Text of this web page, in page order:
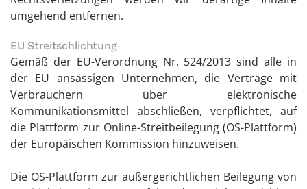
umgehend entfernen.
EU Streitschlichtung
Gemäß der EU-Verordnung Nr. 524/2013 sind alle in
der EU ansässigen Unternehmen, die Verträge mit
Verbrauchern über elektronische
Kommunikationsmittel abschließen, verpflichtet, auf
die Plattform zur Online-Streitbeilegung (OS-Plattform)
der Europäischen Kommission hinzuweisen.
Die OS-Plattform zur außergerichtlichen Beilegung von